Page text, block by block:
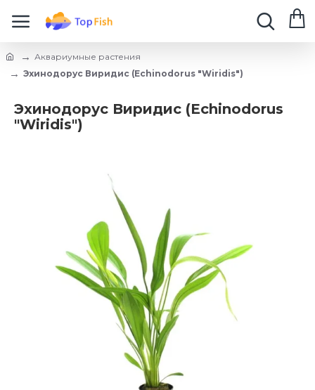
Аквариумные растения
Эхинодорус Виридис (Echinodorus "Wiridis")
Эхинодорус Виридис (Echinodorus
"Wiridis")